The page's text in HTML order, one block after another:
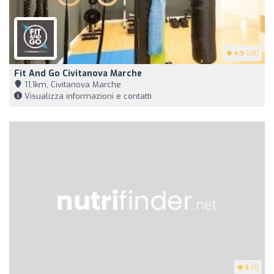
4.9 (38)
Fit And Go Civitanova Marche
11,1km, Civitanova Marche
Visualizza informazioni e contatti
5 (7)